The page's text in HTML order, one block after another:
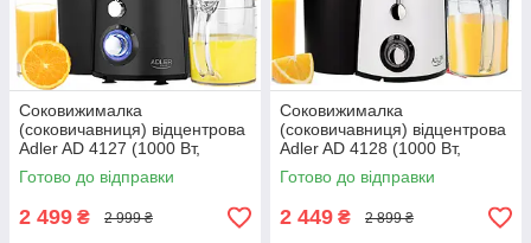
Соковижималка
(соковичавниця) відцентрова
Adler AD 4127 (1000 Вт,
Польща)
Готово до відправки
2 499 ₴ 2 999 ₴
Соковижималка
(соковичавниця) відцентрова
Adler AD 4128 (1000 Вт,
Польща)
Готово до відправки
2 449 ₴ 2 899 ₴